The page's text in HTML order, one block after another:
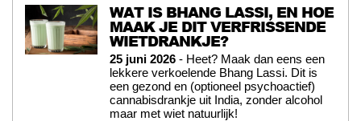
WAT IS BHANG LASSI, EN HOE
MAAK JE DIT VERFRISSENDE
WIETDRANKJE?
25 juni 2026 - Heet? Maak dan eens een
lekkere verkoelende Bhang Lassi. Dit is
een gezond en (optioneel psychoactief)
cannabisdrankje uit India, zonder alcohol
maar met wiet natuurlijk!